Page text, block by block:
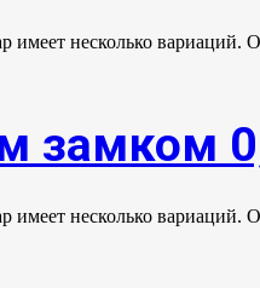
имеет несколько
замком
имеет несколько